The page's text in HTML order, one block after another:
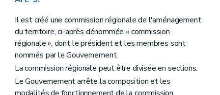
Titre II Des dispositions particulières
Chapitre premier Du droit de préemption
Art. 175
Art. 176
Art. 177
Art. 178
Art. 179
Art. 180
Il est créé une commission régionale de l'aménagement
du territoire, ci-après dénommée « commission
régionale », dont le président et les membres sont
nommés par le Gouvernement.
La commission régionale peut être divisée en sections.
Le Gouvernement arrête la composition et les